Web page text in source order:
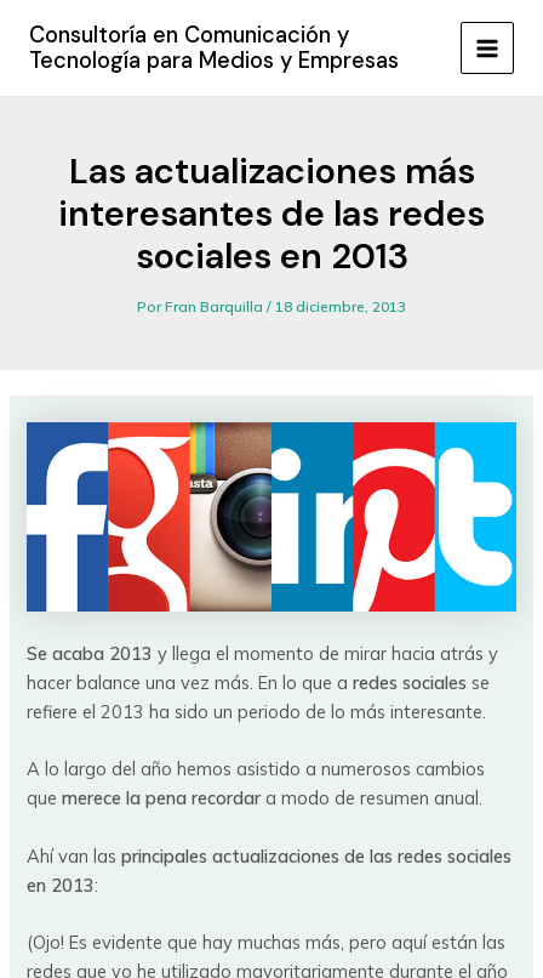
contenido
Consultoría en Comunicación y
Tecnología para Medios y Empresas
MAIN
Las actualizaciones más
interesantes de las redes
sociales en 2013
PorFran Barquilla / 18 diciembre, 2013
Se acaba 2013 y llega el momento de mirar hacia atrás y
hacer balance una vez más. En lo que aredes sociales se
refiere el 2013 ha sido un periodo de lo más interesante.
A lo largo del año hemos asistido a numerosos cambios
quemerece la pena recordar a modo de resumen anual.
Ahí van lasprincipales actualizaciones de las redes sociales
en 2013:
(Ojo! Es evidente que hay muchas más, pero aquí están las
redes que yo he utilizado mayoritariamente durante el año